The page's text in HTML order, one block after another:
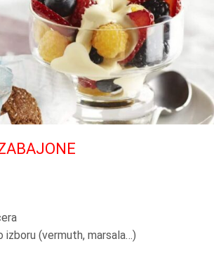
izboru (vermuth, marsala…)